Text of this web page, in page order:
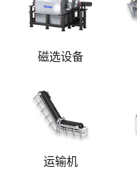
磁选设备
运输机